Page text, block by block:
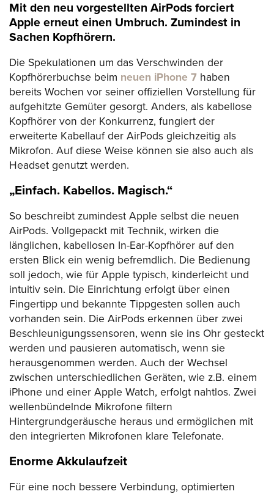
Mit den neu vorgestellten AirPods forciert
Apple erneut einen Umbruch. Zumindest in
Sachen Kopfhörern.
Die Spekulationen um das Verschwinden der
Kopfhörerbuchse beim neuen iPhone 7 haben
bereits Wochen vor seiner offiziellen Vorstellung für
aufgehitzte Gemüter gesorgt. Anders, als kabellose
Kopfhörer von der Konkurrenz, fungiert der
erweiterte Kabellauf der AirPods gleichzeitig als
Mikrofon. Auf diese Weise können sie also auch als
Headset genutzt werden.
„Einfach. Kabellos. Magisch.“
So beschreibt zumindest Apple selbst die neuen
AirPods. Vollgepackt mit Technik, wirken die
länglichen, kabellosen In-Ear-Kopfhörer auf den
ersten Blick ein wenig befremdlich. Die Bedienung
soll jedoch, wie für Apple typisch, kinderleicht und
intuitiv sein. Die Einrichtung erfolgt über einen
Fingertipp und bekannte Tippgesten sollen auch
vorhanden sein. Die AirPods erkennen über zwei
Beschleunigungssensoren, wenn sie ins Ohr gesteckt
werden und pausieren automatisch, wenn sie
herausgenommen werden. Auch der Wechsel
zwischen unterschiedlichen Geräten, wie z.B. einem
iPhone und einer Apple Watch, erfolgt nahtlos. Zwei
wellenbündelnde Mikrofone filtern
Hintergrundgeräusche heraus und ermöglichen mit
den integrierten Mikrofonen klare Telefonate.
Enorme Akkulaufzeit
Für eine noch bessere Verbindung, optimierten